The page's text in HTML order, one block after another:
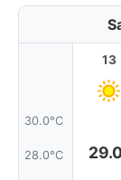
30.0°C
28.0°C
13